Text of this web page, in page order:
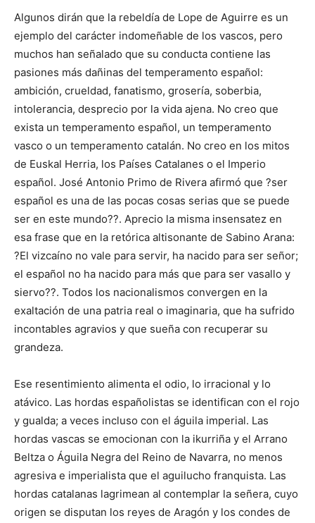
Algunos dirán que la rebeldía de Lope de Aguirre es un
ejemplo del carácter indomeñable de los vascos, pero
muchos han señalado que su conducta contiene las
pasiones más dañinas del temperamento español:
ambición, crueldad, fanatismo, grosería, soberbia,
intolerancia, desprecio por la vida ajena. No creo que
exista un temperamento español, un temperamento
vasco o un temperamento catalán. No creo en los mitos
de Euskal Herria, los Países Catalanes o el Imperio
español. José Antonio Primo de Rivera afirmó que ?ser
español es una de las pocas cosas serias que se puede
ser en este mundo??. Aprecio la misma insensatez en
esa frase que en la retórica altisonante de Sabino Arana:
?El vizcaíno no vale para servir, ha nacido para ser señor;
el español no ha nacido para más que para ser vasallo y
siervo??. Todos los nacionalismos convergen en la
exaltación de una patria real o imaginaria, que ha sufrido
incontables agravios y que sueña con recuperar su
grandeza.
Ese resentimiento alimenta el odio, lo irracional y lo
atávico. Las hordas españolistas se identifican con el rojo
y gualda; a veces incluso con el águila imperial. Las
hordas vascas se emocionan con la ikurriña y el Arrano
Beltza o Águila Negra del Reino de Navarra, no menos
agresiva e imperialista que el aguilucho franquista. Las
hordas catalanas lagrimean al contemplar la señera, cuyo
origen se disputan los reyes de Aragón y los condes de